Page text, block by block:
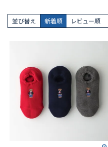
並び替え 新着順 レビュー順